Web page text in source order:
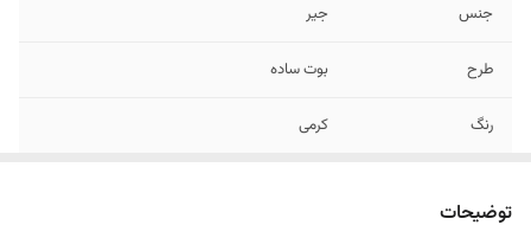
جنس جیر
طرح بوت ساده
رنگ کرمی
توضیحات